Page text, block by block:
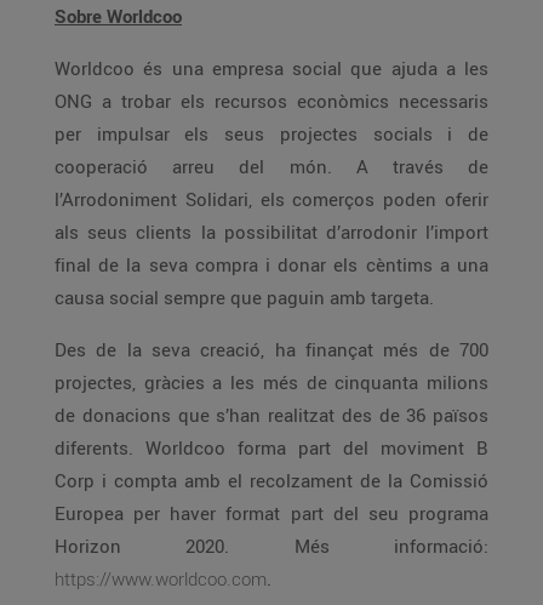
Sobre Worldcoo
Worldcoo és una empresa social que ajuda a les
ONG a trobar els recursos econòmics necessaris
per impulsar els seus projectes socials i de
cooperació arreu del món. A través de
l’Arrodoniment Solidari, els comerços poden oferir
als seus clients la possibilitat d’arrodonir l’import
final de la seva compra i donar els cèntims a una
causa social sempre que paguin amb targeta.
Des de la seva creació, ha finançat més de 700
projectes, gràcies a les més de cinquanta milions
de donacions que s’han realitzat des de 36 països
diferents. Worldcoo forma part del moviment B
Corp i compta amb el recolzament de la Comissió
Europea per haver format part del seu programa
Horizon 2020. Més informació:
https://www.worldcoo.com.